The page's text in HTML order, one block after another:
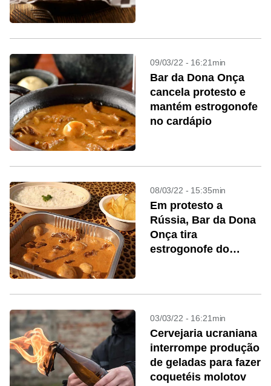
09/03/22 - 16:21min
Bar da Dona Onça
cancela protesto e
mantém estrogonofe
no cardápio
08/03/22 - 15:35min
Em protesto a
Rússia, Bar da Dona
Onça tira
estrogonofe do
03/03/22 - 16:21min
Cervejaria ucraniana
interrompe produção
de geladas para fazer
coquetéis molotov